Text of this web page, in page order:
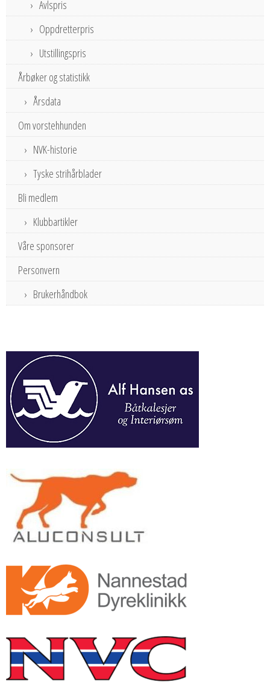
Avlspris
Oppdretterpris
Utstillingspris
Årbøker og statistikk
Årsdata
Om vorstehhunden
NVK-historie
Tyske strihårblader
Bli medlem
Klubbartikler
Våre sponsorer
Personvern
Brukerhåndbok